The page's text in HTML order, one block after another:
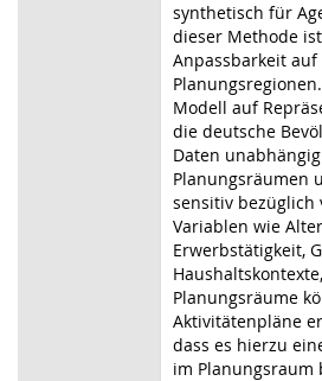
synthetisch für
dieser Methode
Anpassbarkeit
Modell auf
die deutsche
Daten
Planungsräumen
sensitiv bezüglich
Variablen wie
Erwerbstätigkeit,
Planungsräume
Aktivitätenpläne
dass es hierzu
im Planungsraum